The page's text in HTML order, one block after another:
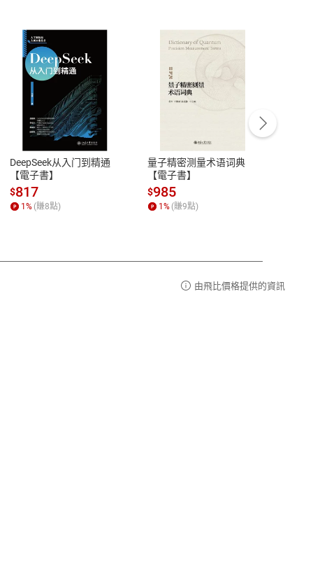
性
參
客服資訊
服務時間：週一到週五 10:00-12:00、
13:00-17:00 (國定假日及例假日休息)
客服電話：0080-1857077
DeepSeek从入门到精通
【電子書】
$817
1% (賺8點)
量子精密测量术语词典
【電子書】
$985
1% (賺9點)
由飛比價格提供的資訊